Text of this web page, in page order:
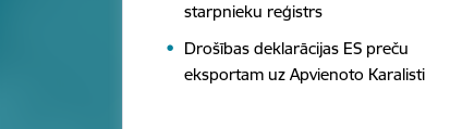
starpnieku reģistrs
Drošības deklarācijas ES preču
eksportam uz Apvienoto Karalisti